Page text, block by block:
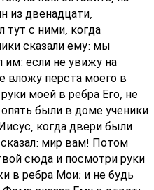
из двенадцати,
с ними, когда
сказали ему: мы
им: если не увижу на
вложу перста моего в
моей в ребра Его, не
были в доме ученики
когда двери были
мир вам! Потом
сюда и посмотри руки
в ребра Мои; и не будь